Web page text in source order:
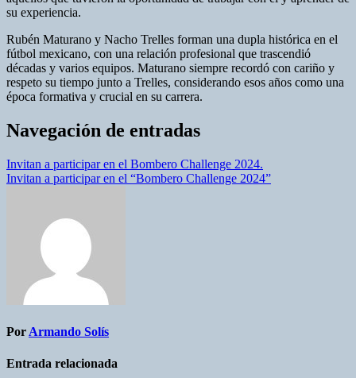
su experiencia.
Rubén Maturano y Nacho Trelles forman una dupla histórica en el
fútbol mexicano, con una relación profesional que trascendió
décadas y varios equipos. Maturano siempre recordó con cariño y
respeto su tiempo junto a Trelles, considerando esos años como una
época formativa y crucial en su carrera.
Navegación de entradas
Invitan a participar en el Bombero Challenge 2024.
Invitan a participar en el “Bombero Challenge 2024”
PorArmando Solís
Entrada relacionada